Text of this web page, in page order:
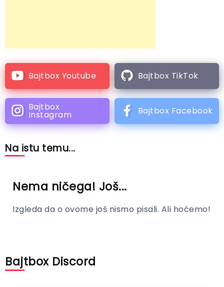
Bajtbox Youtube Bajtbox TikTok
Bajtbox
Instagram Bajtbox Facebook
Na istu temu...
Nema ničega! Još...
Izgleda da o ovome još nismo pisali. Ali hoćemo!
Bajtbox Discord